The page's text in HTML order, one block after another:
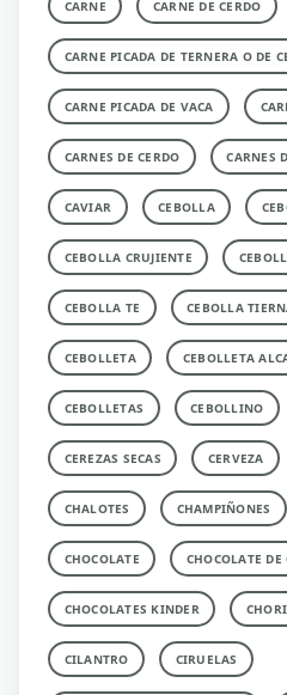
CARNE CARNE DE CERDO
CARNE PICADA DE TERNERA O DE
CARNE PICADA DE VACA
CARNES DE CERDO CARNES
CAVIAR CEBOLLA
CEBOLLA CRUJIENTE
CEBOLLA TE CEBOLLA
CEBOLLETA CEBOLLETA
CEBOLLETAS CEBOLLINO
CEREZAS SECAS CERVEZA
CHALOTES CHAMPIÑONES
CHOCOLATE CHOCOLATE DE
CHOCOLATES KINDER
CILANTRO CIRUELAS